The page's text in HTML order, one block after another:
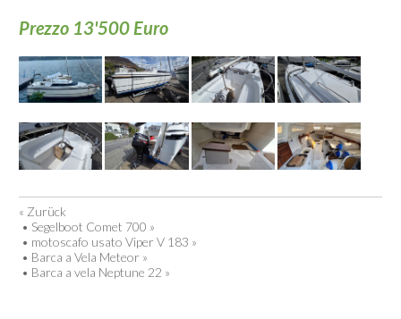
Prezzo 13'500 Euro
« Zurück
• Segelboot Comet 700 »
• motoscafo usato Viper V 183 »
• Barca a Vela Meteor »
• Barca a vela Neptune 22 »